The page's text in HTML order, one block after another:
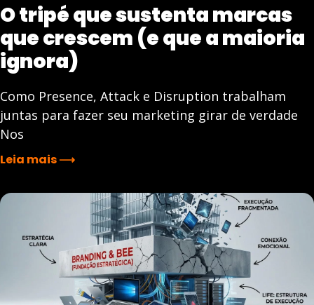
O tripé que sustenta marcas
que crescem (e que a maioria
ignora)
Como Presence, Attack e Disruption trabalham
juntas para fazer seu marketing girar de verdade
Nos
Leia mais ⟶